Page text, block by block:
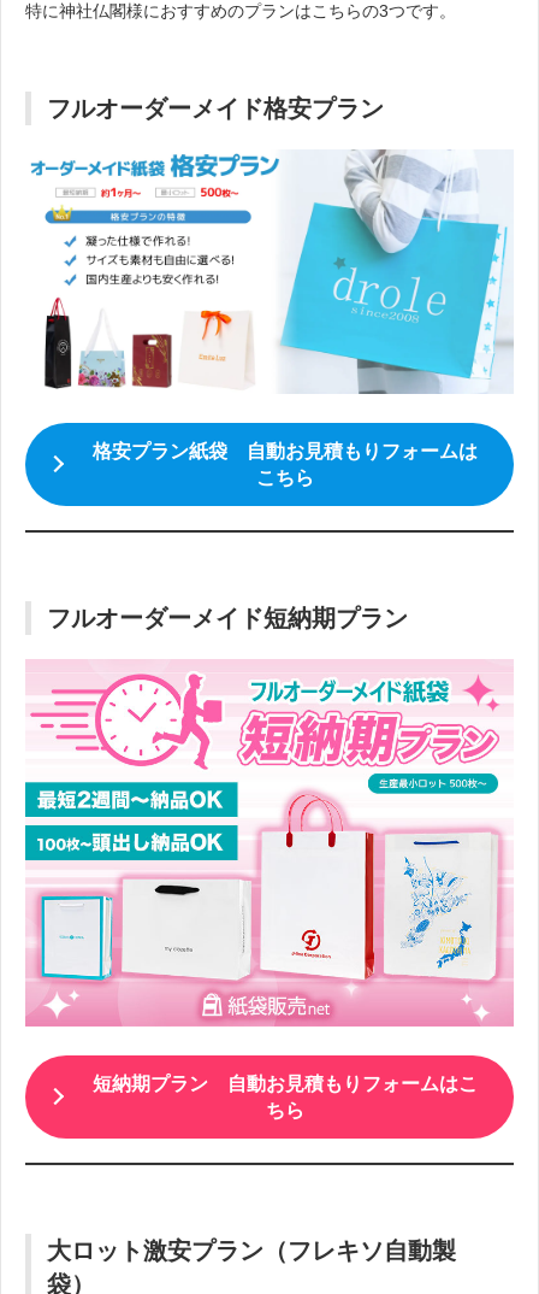
特に神社仏閣様におすすめのプランはこちらの3つです。
フルオーダーメイド格安プラン
格安プラン紙袋 自動お見積もりフォームは
こちら
フルオーダーメイド短納期プラン
短納期プラン 自動お見積もりフォームはこ
ちら
大ロット激安プラン（フレキソ自動製
袋）